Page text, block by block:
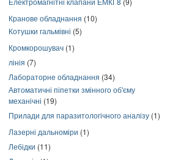
Кранове обладнання (10)
Котушки гальмівні (5)
Кромкорошувач (1)
лінія (7)
Лабораторне обладнання (34)
Автоматичні піпетки змінного об'єму
механічні (19)
Прилади для паразитологічного аналізу (1)
Лазерні дальноміри (1)
Лебідки (11)